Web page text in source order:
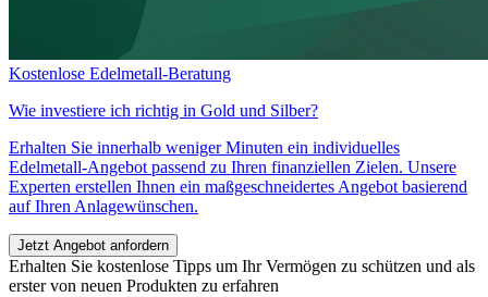
Kostenlose Edelmetall-Beratung
Wie investiere ich richtig in Gold und Silber?
Erhalten Sie innerhalb weniger Minuten ein individuelles
Edelmetall-Angebot passend zu Ihren finanziellen Zielen. Unsere
Experten erstellen Ihnen ein maßgeschneidertes Angebot basierend
auf Ihren Anlagewünschen.
Jetzt Angebot anfordern
Erhalten Sie kostenlose Tipps um Ihr Vermögen zu schützen und als
erster von neuen Produkten zu erfahren